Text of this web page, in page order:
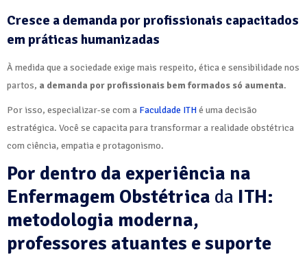
Cresce a demanda por profissionais capacitados
em práticas humanizadas
À medida que a sociedade exige mais respeito, ética e sensibilidade nos
partos, a demanda por profissionais bem formados só aumenta.
Por isso, especializar-se com a Faculdade ITHé uma decisão
estratégica. Você se capacita para transformar a realidade obstétrica
com ciência, empatia e protagonismo.
Por dentro da experiência na
Enfermagem Obstétrica da ITH:
metodologia moderna,
professores atuantes e suporte